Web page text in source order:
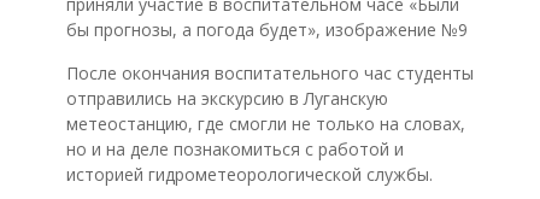
После окончания воспитательного час студенты
отправились на экскурсию в Луганскую
метеостанцию, где смогли не только на словах,
но и на деле познакомиться с работой и
историей гидрометеорологической службы.